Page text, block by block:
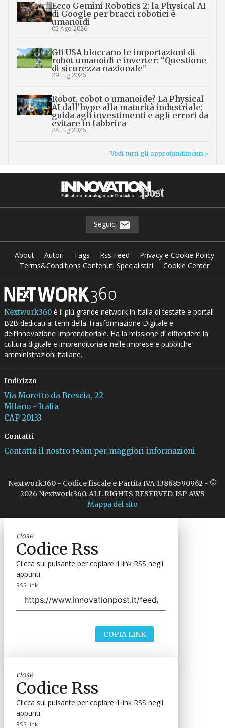
Ecco Gemini Robotics 2: la Physical AI
di Google per bracci robotici e
umanoidi
05 Ago 2026
Gli USA bloccano le importazioni di
robot umanoidi e inverter: “Questione
di sicurezza nazionale”
29 Lug 2026
Robot, cobot o umanoide? La Physical
AI dall’hype alla maturità industriale:
guida agli investimenti e agli errori da
evitare in fabbrica
28 Lug 2026
Vedi tutti gli approfondimenti >
Seguici
About Autori Tags Rss Feed
Privacy e Cookie Policy
Terms&Conditions Contenuti Specialistici
Cookie Center
Nextwork360è il più grande network in Italia di testate e portali
B2B dedicati ai temi della Trasformazione Digitale e
dell’Innovazione Imprenditoriale. Ha la missione di diffondere la
cultura digitale e imprenditoriale nelle imprese e pubbliche
amministrazioni italiane.
Indirizzo
Via Moretto da Brescia, 22
Milano - Italia
CAP 20133
Contatti
Contatta il nostro team per maggiori informazioni
Nextwork360 - Codice fiscale e Partita IVA 13868590962 - ©
2026 Nextwork360. ALL RIGHTS RESERVED. ISP AWS
Mappa del sito
close
Codice Rss
Clicca sul pulsante per copiare il link RSS negli
appunti.
RSS link
COPIA LINK
close
Codice Rss
Clicca sul pulsante per copiare il link RSS negli
appunti.
RSS link